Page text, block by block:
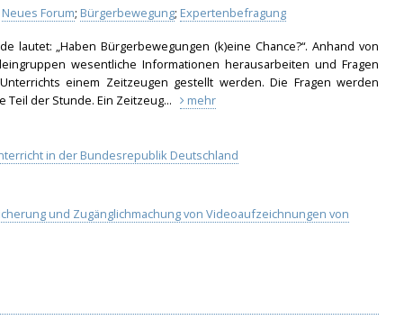
Neues Forum; Bürgerbewegung; Expertenbefragung
lautet: „Haben Bürgerbewegungen (k)eine Chance?“. Anhand von
wesentliche Informationen herausarbeiten und Fragen
einem Zeitzeugen gestellt werden. Die Fragen werden
Teil der Stunde. Ein Zeitzeug...
mehr
in der Bundesrepublik Deutschland
und Zugänglichmachung von Videoaufzeichnungen von